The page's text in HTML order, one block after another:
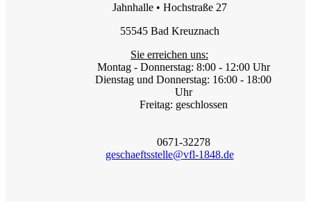
Jahnhalle • Hochstraße 27
55545 Bad Kreuznach
Sie erreichen uns:
Montag - Donnerstag: 8:00 - 12:00 Uhr
Dienstag und Donnerstag: 16:00 - 18:00
Uhr
Freitag: geschlossen
0671-32278
geschaeftsstelle@vfl-1848.de